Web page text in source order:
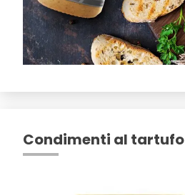
Condimenti al tartufo